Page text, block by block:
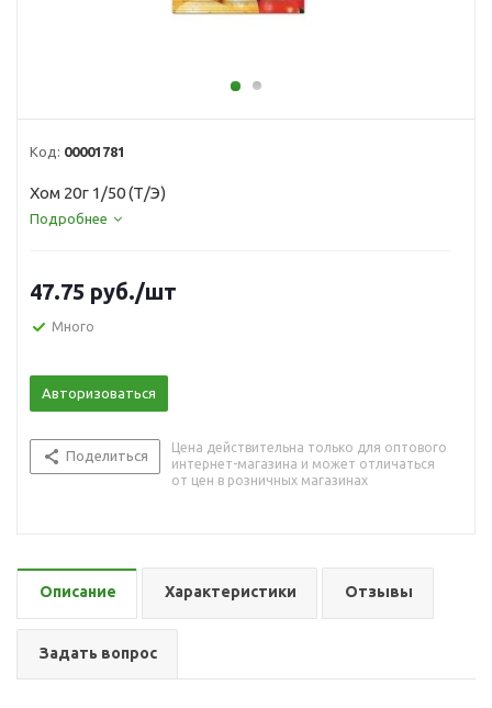
Код: 00001781
Хом 20г 1/50 (Т/Э)
Подробнее
47.75 руб./шт
Много
Авторизоваться
Поделиться
Цена действительна только для оптового
интернет-магазина и может отличаться
от цен в розничных магазинах
Описание Характеристики Отзывы
Задать вопрос